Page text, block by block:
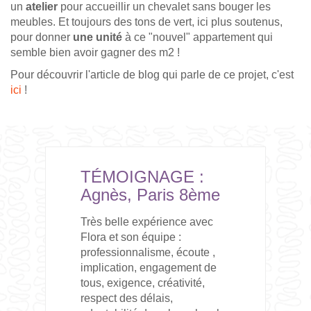
un atelier pour accueillir un chevalet sans bouger les
meubles. Et toujours des tons de vert, ici plus soutenus,
pour donner une unité à ce "nouvel" appartement qui
semble bien avoir gagner des m2 !
Pour découvrir l'article de blog qui parle de ce projet, c'est
ici !
TÉMOIGNAGE :
Agnès, Paris 8ème
Très belle expérience avec
Flora et son équipe :
professionnalisme, écoute ,
implication, engagement de
tous, exigence, créativité,
respect des délais,